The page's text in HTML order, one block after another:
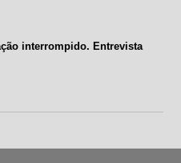
interrompido. Entrevista